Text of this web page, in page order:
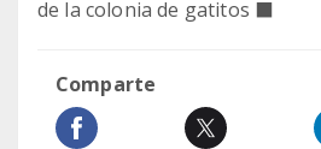
de la colonia de gatitos ‍⬛
Comparte